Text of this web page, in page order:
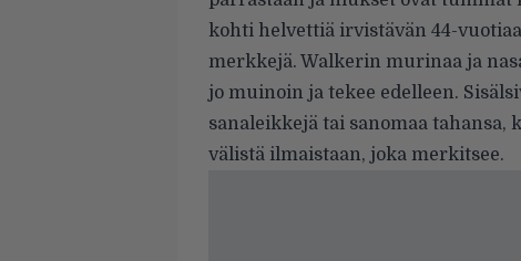
kohti helvettiä irvistävän 44-
merkkejä. Walkerin murinaa ja
jo muinoin ja tekee edelleen.
sanaleikkejä tai sanomaa tahansa,
välistä ilmaistaan, joka merkitsee.